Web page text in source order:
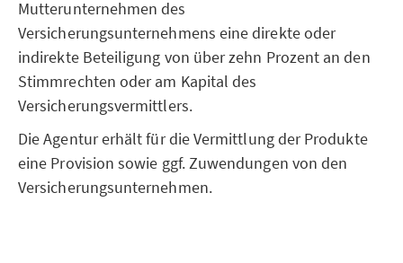
Mutterunternehmen des
Versicherungsunternehmens eine direkte oder
indirekte Beteiligung von über zehn Prozent an den
Stimmrechten oder am Kapital des
Versicherungsvermittlers.
Die Agentur erhält für die Vermittlung der Produkte
eine Provision sowie ggf. Zuwendungen von den
Versicherungsunternehmen.